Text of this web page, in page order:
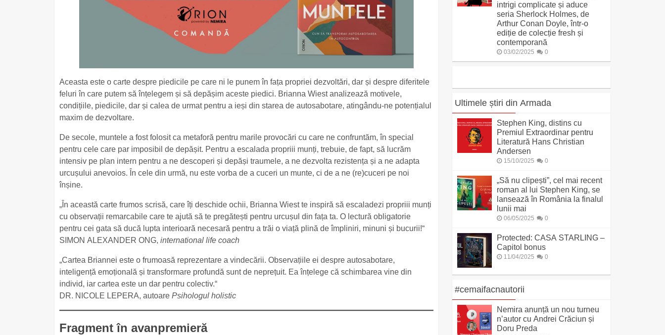
Aceasta este o carte despre piedicile pe care ni le punem în fața propriei dezvoltări, dar și despre diferitele
feluri în care putem să înțelegem și să depășim aceste piedici. Brianna Wiest analizează motivele,
condițiile, piedicile, dar și calea de urmat pentru a ieși din starea de autosabotare, atingându-ne potențialul
maxim de dezvoltare.
De secole, muntele a fost folosit ca metaforă pentru marile provocări cu care ne confruntăm, în special
pentru cele care par imposibil de depășit. Pentru a escalada propriii munți, trebuie, de fapt, să lucrăm
intensiv pe plan intern pentru a ne descoperi și depăși traumele, a ne dezvolta rezistența și a ne adapta
urcușului anevoios. În cele din urmă, nu este vorba de a cuceri un munte, ci de a ne (re)cuceri pe noi
înșine.
„În această carte frumos scrisă, care îți deschide ochii, Brianna Wiest te inspiră să escaladezi propriii munți
cu observații remarcabile care te ajută să te pregătești pentru urcușul din fața ta. O lectură obligatorie
pentru cei gata să ducă lupta interioară necesară pentru a trăi o viață plină de împliniri, minuni și bucurii!“
SIMON ALEXANDER ONG, international life coach
„Cartea Briannei este o frumoasă reprezentare a vindecării. Observațiile ei despre autosabotare,
inteligență emoțională și transformare profundă sunt de neprețuit. Ea înțelege că schimbarea vine din
individ, iar cartea este un dar pentru colectiv.“
DR. NICOLE LEPERA, autoare Psihologul holistic
Fragment în avanpremieră
intrigi complicate și aduce
seria Sherlock Holmes, de
Arthur Conan Doyle, într-o
ediție de colecție fresh și
contemporană
03/02/2025 0
Ultimele știri din Armada
Stephen King, distins cu
Premiul Extraordinar pentru
Literatură Hans Christian
Andersen
15/10/2025 0
„Să nu clipești”, cel mai recent
roman al lui Stephen King, se
lansează în România la finalul
lunii mai
06/05/2025 0
Protected: CASA STARLING –
Capitol bonus
11/04/2025 0
#cemaifacnautorii
Nemira anunță un nou turneu
n’autor cu Andrei Crăciun și
Doru Preda